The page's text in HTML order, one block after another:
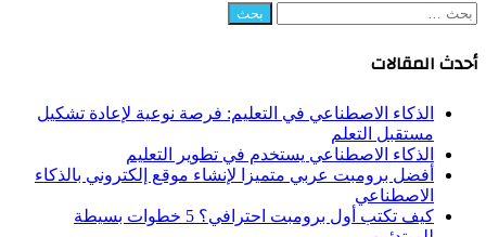
البحث
أحدث المقالات
الذكاء الاصطناعي في التعليم: فرصة نوعية لإعادة تشكيل
مستقبل التعلم
الذكاء الاصطناعي يستخدم في تطوير التعليم
أفضل برومبت عربي متميزا لإنشاء موقع إلكتروني بالذكاء
الاصطناعي
كيف تكتب أول برومبت احترافي؟ 5 خطوات بسيطة